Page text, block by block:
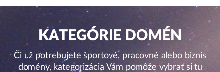
KATEGÓRIE DOMÉN
Či už potrebujete športové, pracovné alebo biznis
domény, kategorizácia Vám pomôže vybrať si tu